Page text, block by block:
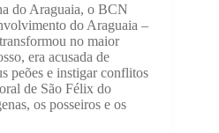
do Araguaia, o BCN
do Araguaia –
no maior
era acusada de
peões e instigar conflitos
de São Félix do
os posseiros e os